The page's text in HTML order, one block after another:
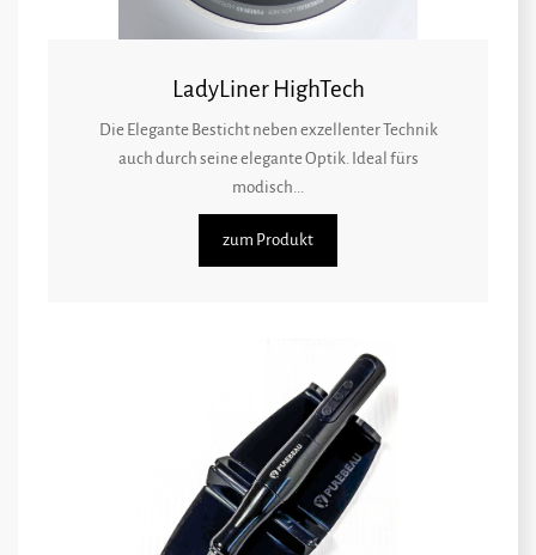
LadyLiner HighTech
Die Elegante Besticht neben exzellenter Technik
auch durch seine elegante Optik. Ideal fürs
modisch...
zum Produkt